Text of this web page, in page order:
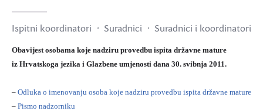
Ispitni koordinatori Suradnici Suradnici i koordinatori
Obavijest osobama koje nadziru provedbu ispita državne mature
iz Hrvatskoga jezika i Glazbene umjenosti dana 30. svibnja 2011.
– Odluka o imenovanju osoba koje nadziru provedbu ispita državne mature
– Pismo nadzorniku